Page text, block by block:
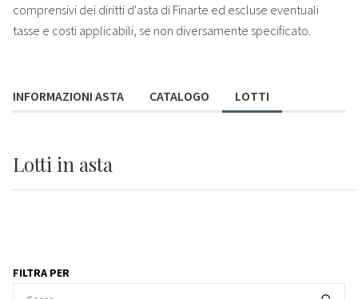
comprensivi dei diritti d'asta di Finarte ed escluse eventuali
tasse e costi applicabili, se non diversamente specificato.
INFORMAZIONI ASTA CATALOGO LOTTI
Lotti in asta
FILTRA PER